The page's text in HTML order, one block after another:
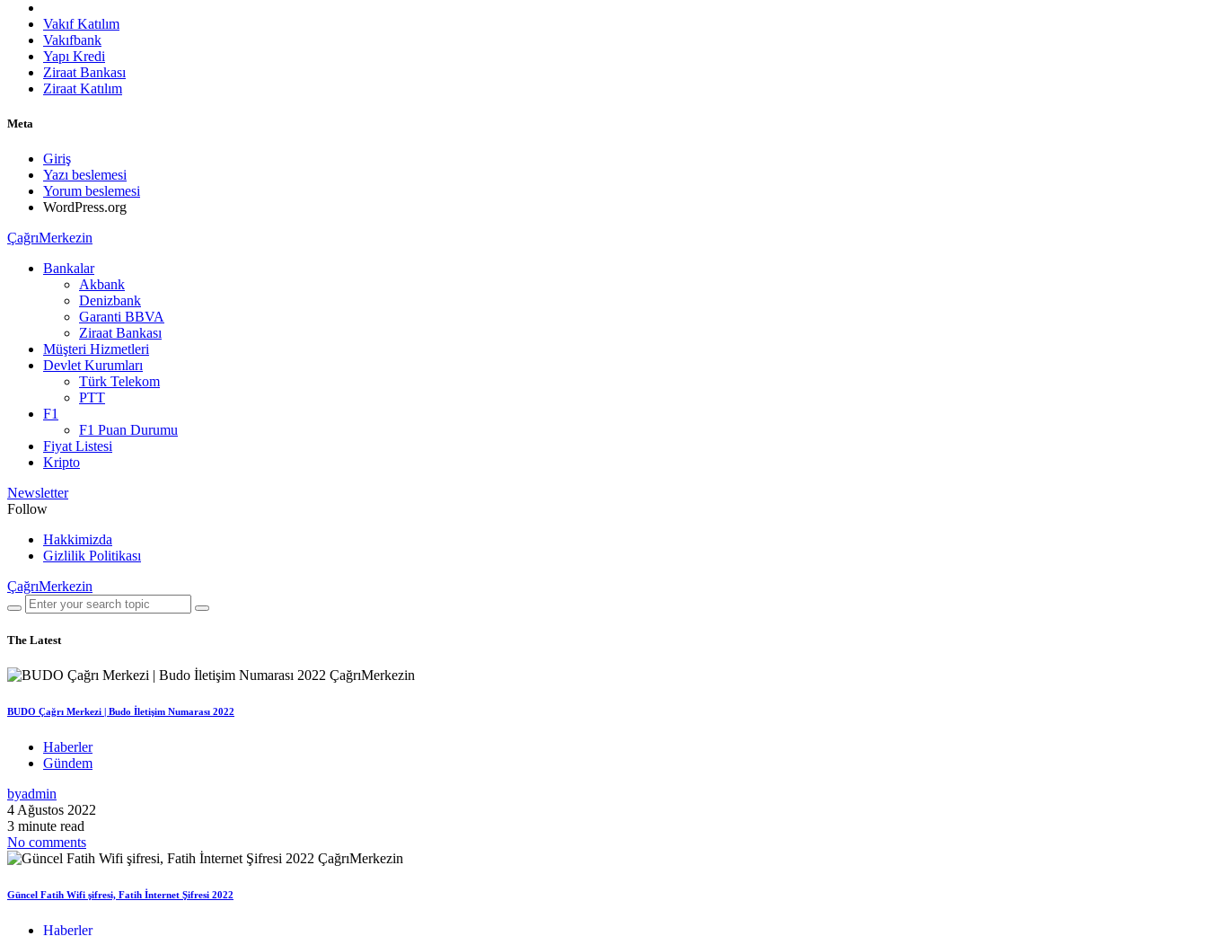
Vakıf Katılım
Vakıfbank
Yapı Kredi
Ziraat Bankası
Ziraat Katılım
Meta
Giriş
Yazı beslemesi
Yorum beslemesi
WordPress.org
ÇağrıMerkezin
Bankalar
Akbank
Denizbank
Garanti BBVA
Ziraat Bankası
Müşteri Hizmetleri
Devlet Kurumları
Türk Telekom
PTT
F1
F1 Puan Durumu
Fiyat Listesi
Kripto
Newsletter
Follow
Hakkimizda
Gizlilik Politikası
ÇağrıMerkezin
The Latest
BUDO Çağrı Merkezi | Budo İletişim Numarası 2022
Haberler
Gündem
byadmin
4 Ağustos 2022
3 minute read
No comments
Güncel Fatih Wifi şifresi, Fatih İnternet Şifresi 2022
Haberler